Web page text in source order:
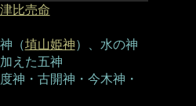
比売命
（埴山姫神）、水の神
えた五神
神・古開神・今木神・